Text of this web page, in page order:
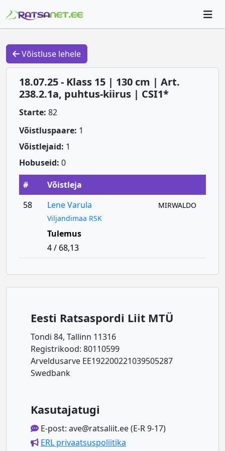
Võistluse lehele
18.07.25 - Klass 15 | 130 cm | Art.
238.2.1a, puhtus-kiirus | CSI1*
Starte: 82
Võistluspaare: 1
Võistlejaid: 1
Hobuseid: 0
#
Võistleja
58
Lene Varula
Viljandimaa RSK
MIRWALDO
Tulemus
4 / 68,13
Eesti Ratsaspordi Liit MTÜ
Tondi 84, Tallinn 11316
Registrikood: 80110599
Arveldusarve EE192200221039505287
Swedbank
Kasutajatugi
E-post: ave@ratsaliit.ee (E-R 9-17)
ERL privaatsuspoliitika